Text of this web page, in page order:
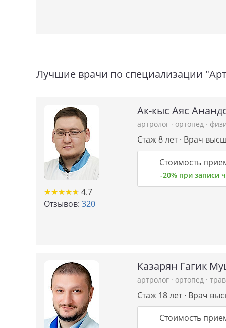
Лучшие врачи по специализации
★★★★★
★★★★★ 4.7
Отзывов: 320
Ак-кыс Аяс
артролог · ортопед ·
Стаж 8 лет · Врач
Стоимость
-20% при
Казарян Гагик
артролог · ортопед ·
Стаж 18 лет · Врач
Стоимость